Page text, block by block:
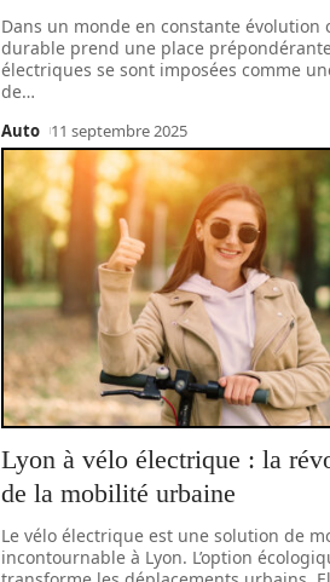
Dans un monde en constante évolution
durable prend une place
électriques se sont imposées comme
de…
Auto 11 septembre 2025
Lyon à vélo électrique : la
de la mobilité urbaine
Le vélo électrique est une solution de
incontournable à Lyon. L’option